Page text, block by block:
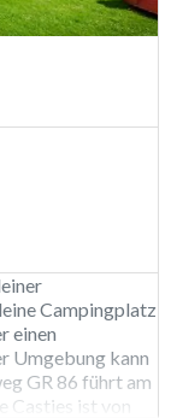
Campingplatz
einen
Umgebung kann
GR 86 führt am
Casties ist von